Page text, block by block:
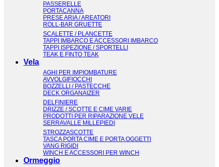
PASSERELLE
PORTACANNA
PRESE ARIA / AREATORI
ROLL-BAR GRUETTE
SCALETTE / PLANCETTE
TAPPI IMBARCO E ACCESSORI IMBARCO
TAPPI ISPEZIONE / SPORTELLI
TEAK E FINTO TEAK
Vela
AGHI PER IMPIOMBATURE
AVVOLGIFIOCCHI
BOZZELLI / PASTECCHE
DECK ORGANAIZER
DELFINIERE
DRIZZE / SCOTTE E CIME VARIE
PRODOTTI PER RIPARAZIONE VELE
SERRAVALLE MILLEPIEDI
STROZZASCOTTE
TASCA PORTA CIME E PORTA OGGETTI
VANG RIGIDI
WINCH E ACCESSORI PER WINCH
Ormeggio